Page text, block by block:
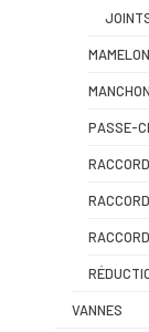
MAMELON
MANCHON
PASSE-
VANNES